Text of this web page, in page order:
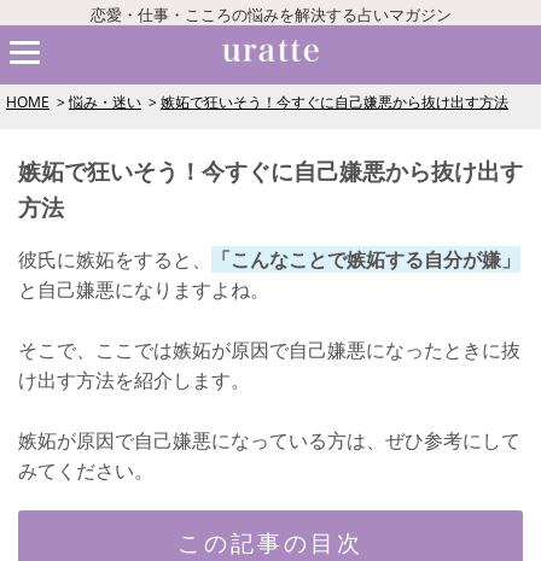
恋愛・仕事・こころの悩みを解決する占いマガジン
HOME 悩み・迷い 嫉妬で狂いそう！今すぐに自己嫌悪から抜け出す方法
嫉妬で狂いそう！今すぐに自己嫌悪から抜け出す
方法
彼氏に嫉妬をすると、
「こんなことで嫉妬する自分が嫌」
と自己嫌悪になりますよね。
そこで、ここでは嫉妬が原因で自己嫌悪になったときに抜
け出す方法を紹介します。
嫉妬が原因で自己嫌悪になっている方は、ぜひ参考にして
みてください。
この記事の目次